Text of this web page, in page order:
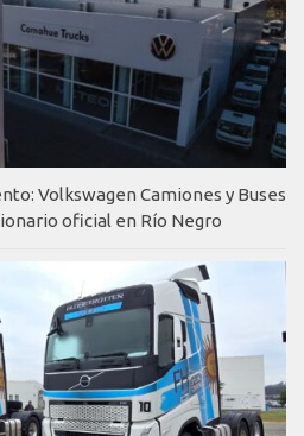
Volkswagen Camiones y Buses
oficial en Río Negro